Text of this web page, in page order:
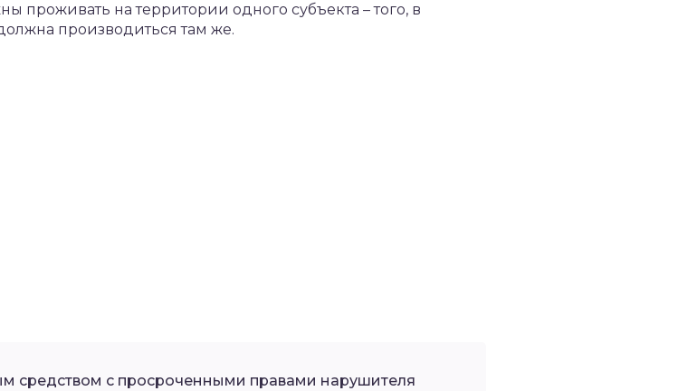
проживать на территории одного субъекта – того, в
производиться там же.
средством с просроченными правами нарушителя